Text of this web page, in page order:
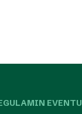
EVENTU